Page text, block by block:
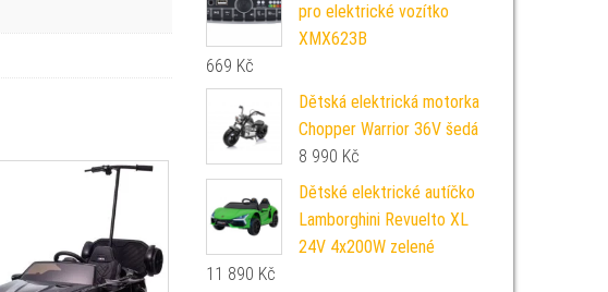
pro elektrické vozítko
XMX623B
669 Kč
Dětská elektrická motorka
Chopper Warrior 36V šedá
8 990 Kč
Dětské elektrické autíčko
Lamborghini Revuelto XL
24V 4x200W zelené
11 890 Kč